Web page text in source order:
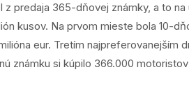
z predaja 365-dňovej známky, a to
kusov. Na prvom mieste bola 10-
eur. Tretím najpreferovanejším
známku si kúpilo 366.000